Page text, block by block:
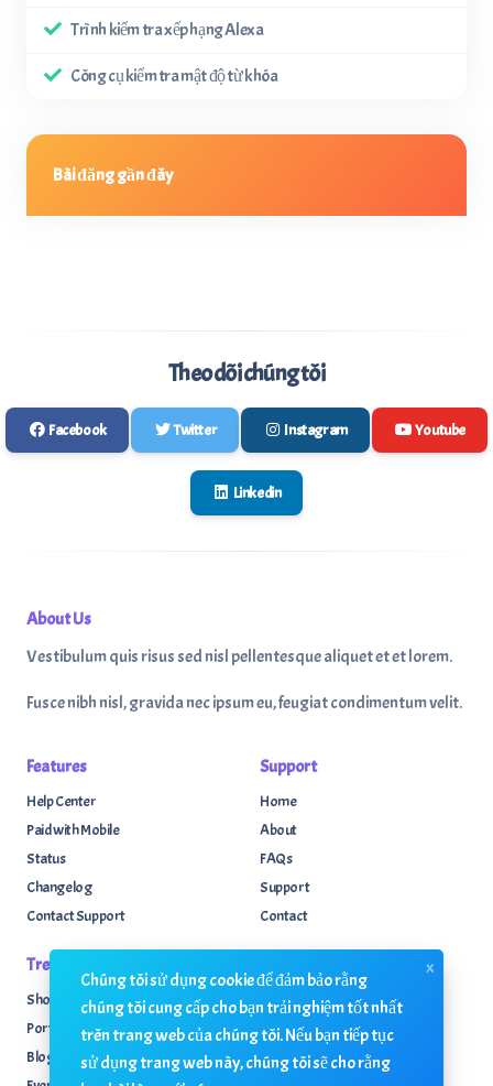
Trình kiểm tra xếp hạng Alexa
Công cụ kiểm tra mật độ từ khóa
Bài đăng gần đây
Theo dõi chúng tôi
Facebook Twitter Instagram Youtube
Linkedin
About Us
Vestibulum quis risus sed nisl pellentesque aliquet et et lorem.
Fusce nibh nisl, gravida nec ipsum eu, feugiat condimentum velit.
Features
Help Center
Paid with Mobile
Status
Changelog
Contact Support
Support
Home
About
FAQs
Support
Contact
Trending
Shop
Portfolio
Blog
Knowledge Center
Custom Development
Sponsorships
Chúng tôi sử dụng cookie để đảm bảo rằng
chúng tôi cung cấp cho bạn trải nghiệm tốt nhất
trên trang web của chúng tôi. Nếu bạn tiếp tục
sử dụng trang web này, chúng tôi sẽ cho rằng
x